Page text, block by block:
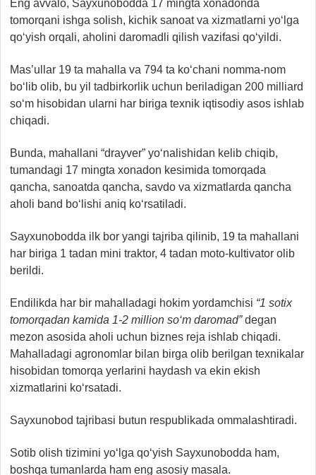
Eng avvalo, Sayxunobodda 17 mingta xonadonda
tomorqani ishga solish, kichik sanoat va xizmatlarni yo‘lga
qo‘yish orqali, aholini daromadli qilish vazifasi qo‘yildi.
Mas’ullar 19 ta mahalla va 794 ta ko‘chani nomma-nom
bo‘lib olib, bu yil tadbirkorlik uchun beriladigan 200 milliard
so‘m hisobidan ularni har biriga texnik iqtisodiy asos ishlab
chiqadi.
Bunda, mahallani “drayver” yo‘nalishidan kelib chiqib,
tumandagi 17 mingta xonadon kesimida tomorqada
qancha, sanoatda qancha, savdo va xizmatlarda qancha
aholi band bo‘lishi aniq ko‘rsatiladi.
Sayxunobodda ilk bor yangi tajriba qilinib, 19 ta mahallani
har biriga 1 tadan mini traktor, 4 tadan moto-kultivator olib
berildi.
Endilikda har bir mahalladagi hokim yordamchisi “1 sotix
tomorqadan kamida 1-2 million so‘m daromad”degan
mezon asosida aholi uchun biznes reja ishlab chiqadi.
Mahalladagi agronomlar bilan birga olib berilgan texnikalar
hisobidan tomorqa yerlarini haydash va ekin ekish
xizmatlarini ko‘rsatadi.
Sayxunobod tajribasi butun respublikada ommalashtiradi.
Sotib olish tizimini yo‘lga qo‘yish Sayxunobodda ham,
boshqa tumanlarda ham eng asosiy masala.